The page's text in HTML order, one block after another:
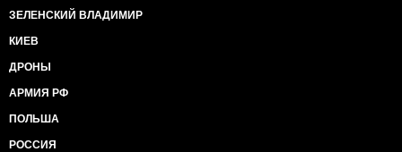
ЗЕЛЕНСКИЙ ВЛАДИМИР
КИЕВ
ДРОНЫ
АРМИЯ РФ
ПОЛЬША
РОССИЯ